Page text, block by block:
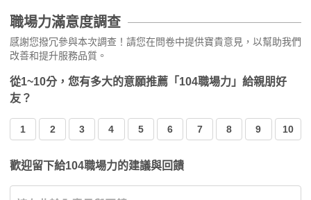
職場力滿意度調查
感謝您撥冗參與本次調查！請您在問卷中提供寶貴意見，以幫助我們
改善和提升服務品質。
從1~10分，您有多大的意願推薦「104職場力」給親朋好
友？
1 2 3 4 5 6 7 8 9 10
歡迎留下給104職場力的建議與回饋